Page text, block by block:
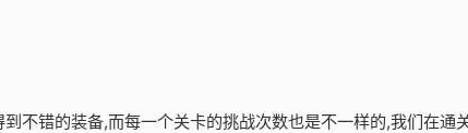
不错的装备,而每一个关卡的挑战次数也是不一样的,我们在通